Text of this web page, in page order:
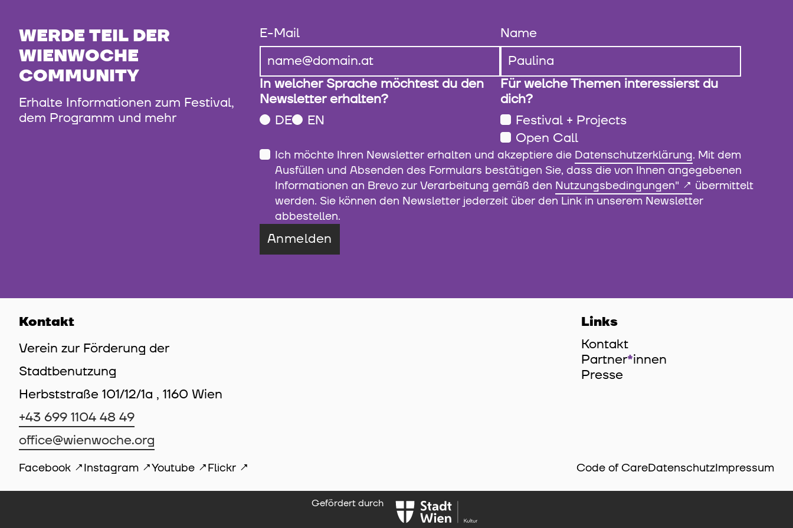
WERDE TEIL DER
WIENWOCHE
COMMUNITY
Erhalte Informationen zum Festival,
dem Programm und mehr
E-Mail Name
In welcher Sprache möchtest du den
Newsletter erhalten?
DE
EN
Für welche Themen interessierst du
dich?
Festival + Projects
Open Call
Ich möchte Ihren Newsletter erhalten und akzeptiere die Datenschutzerklärung. Mit dem
Ausfüllen und Absenden des Formulars bestätigen Sie, dass die von Ihnen angegebenen
Informationen an Brevo zur Verarbeitung gemäß den Nutzungsbedingungen"
übermittelt
werden. Sie können den Newsletter jederzeit über den Link in unserem Newsletter
abbestellen.
Anmelden
Kontakt
Verein zur Förderung der
Stadtbenutzung
Herbststraße 101/12/1a , 1160 Wien
+43 699 1104 48 49
office@wienwoche.org
Links
Kontakt
Partner*innen
Presse
Facebook Instagram Youtube Flickr Code of CareDatenschutzImpressum
Gefördert durch